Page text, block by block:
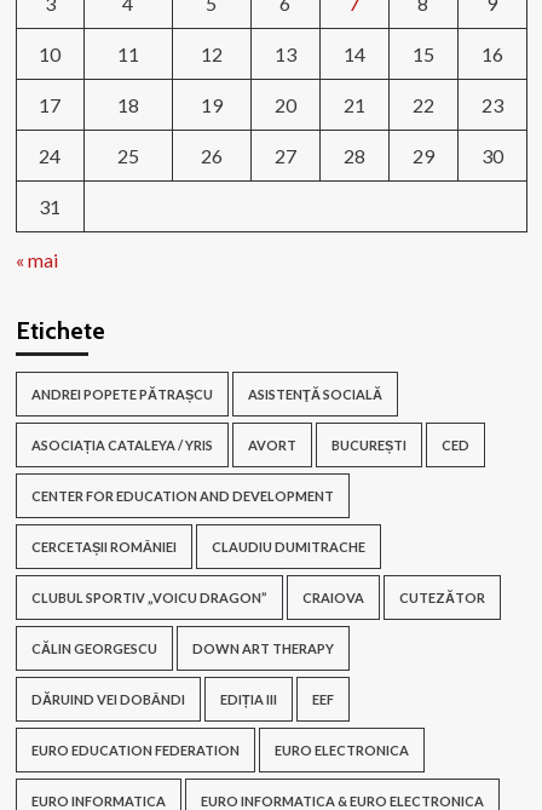
10 11 12 13 14 15 16
17 18 19 20 21 22 23
24 25 26 27 28 29 30
31
« mai
Etichete
ANDREI POPETE PĂTRAȘCU ASISTENŢĂ SOCIALĂ
ASOCIAȚIA CATALEYA / YRIS AVORT BUCUREȘTI CED
CENTER FOR EDUCATION AND DEVELOPMENT
CERCETAȘII ROMÂNIEI CLAUDIU DUMITRACHE
CLUBUL SPORTIV „VOICU DRAGON” CRAIOVA CUTEZĂTOR
CĂLIN GEORGESCU DOWN ART THERAPY
DĂRUIND VEI DOBÂNDI EDIȚIA III EEF
EURO EDUCATION FEDERATION EURO ELECTRONICA
EURO INFORMATICA EURO INFORMATICA & EURO ELECTRONICA